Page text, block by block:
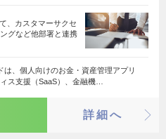
、カスタマーサクセ
グなど他部署と連携
は、個人向けのお金・資産管理アプリ
ス支援（SaaS）、金融機…
詳細へ